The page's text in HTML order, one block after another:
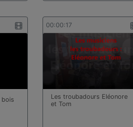
bois
00:00:17
Les troubadours Eléonore
et Tom